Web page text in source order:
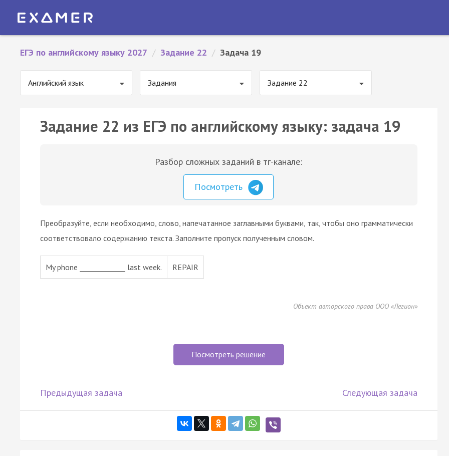
ЕГЭ по английскому языку 2027 / Задание 22 / Задача 19
Английский язык Задания Задание 22
Задание 22 из ЕГЭ по английскому языку: задача 19
Разбор сложных заданий в тг-канале:
Посмотреть
Преобразуйте, если необходимо, слово, напечатанное заглавными буквами, так, чтобы оно грамматически
соответствовало содержанию текста. Заполните пропуск полученным словом.
My phone _____________ last week. REPAIR
Объект авторского права ООО «Легион»
Посмотреть решение
Предыдущая задача Следующая задача